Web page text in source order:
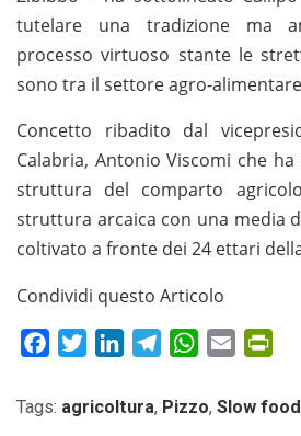
tutelare una tradizione ma
processo virtuoso stante le
sono tra il settore agro-
Concetto ribadito dal
Calabria, Antonio Viscomi che
struttura del comparto
struttura arcaica con una media
coltivato a fronte dei 24 ettari
Condividi questo Articolo
FacebookTwitterLinkedInTelegramWhatsApp
Email
Tags: agricoltura, Pizzo, Slow food